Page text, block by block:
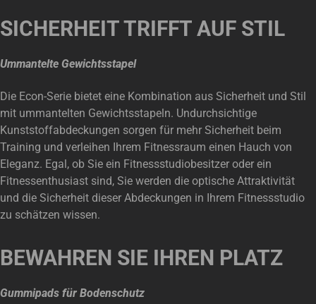
SICHERHEIT TRIFFT AUF STIL
Ummantelte Gewichtsstapel
Die Econ-Serie bietet eine Kombination aus Sicherheit und Stil
mit ummantelten Gewichtsstapeln. Undurchsichtige
Kunststoffabdeckungen sorgen für mehr Sicherheit beim
Training und verleihen Ihrem Fitnessraum einen Hauch von
Eleganz. Egal, ob Sie ein Fitnessstudiobesitzer oder ein
Fitnessenthusiast sind, Sie werden die optische Attraktivität
und die Sicherheit dieser Abdeckungen in Ihrem Fitnessstudio
zu schätzen wissen.
BEWAHREN SIE IHREN PLATZ
Gummipads für Bodenschutz